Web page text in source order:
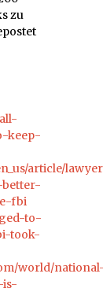
zu
keep-
article/
fbi
to-
took-
world/
is-